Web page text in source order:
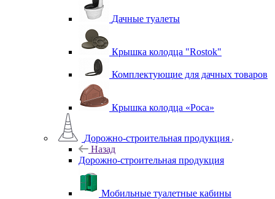
Дачные туалеты
Крышка колодца "Rostok"
Комплектующие для дачных товаров
Крышка колодца «Роса»
Дорожно-строительная продукция
Назад
Дорожно-строительная продукция
Мобильные туалетные кабины